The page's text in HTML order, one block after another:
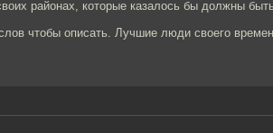
районах, которые казалось бы должны
чтобы описать. Лучшие люди своего